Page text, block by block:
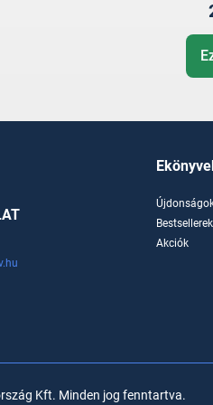
Bestsellerek
Akciók
Kft. Minden jog fenntartva.